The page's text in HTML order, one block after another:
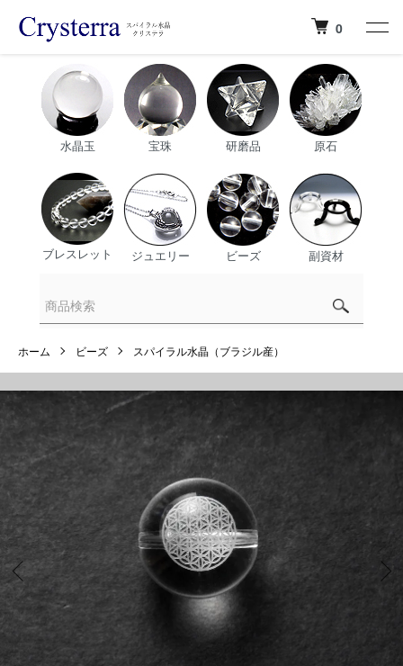
0
水晶玉 宝珠 研磨品 原石
ブレスレット ジュエリー ビーズ 副資材
ホーム ビーズ スパイラル水晶（ブラジル産）